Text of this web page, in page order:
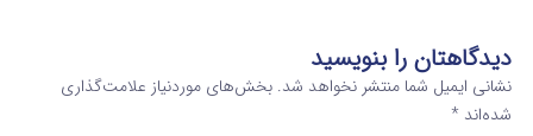
دیدگاهتان را بنویسید
نشانی ایمیل شما منتشر نخواهد شد. بخش‌های موردنیاز علامت‌گذاری
شده‌اند *